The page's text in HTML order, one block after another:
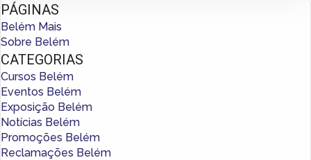
PÁGINAS
Belém Mais
Sobre Belém
CATEGORIAS
Cursos Belém
Eventos Belém
Exposição Belém
Notícias Belém
Promoções Belém
Reclamações Belém